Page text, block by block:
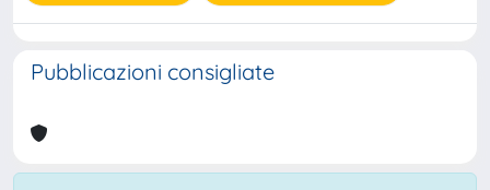
Pubblicazioni consigliate